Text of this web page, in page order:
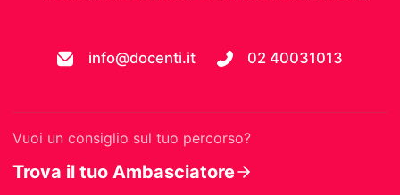
info@docenti.it 02 40031013
Vuoi un consiglio sul tuo percorso?
Trova il tuo Ambasciatore